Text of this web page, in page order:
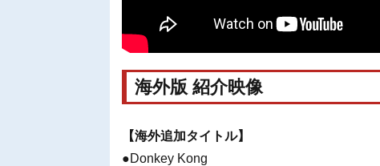
海外版 紹介映像
【海外追加タイトル】
●Donkey Kong